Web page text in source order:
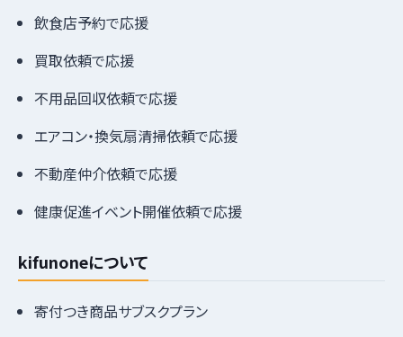
飲食店予約で応援
買取依頼で応援
不用品回収依頼で応援
エアコン・換気扇清掃依頼で応援
不動産仲介依頼で応援
健康促進イベント開催依頼で応援
kifunoneについて
寄付つき商品サブスクプラン